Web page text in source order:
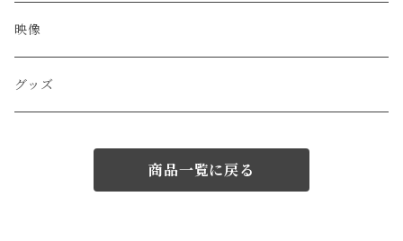
映像
グッズ
商品一覧に戻る